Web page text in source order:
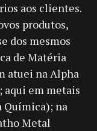
aos clientes.
produtos,
dos mesmos
de Matéria
atuei na Alpha
aqui em metais
Química); na
Metal